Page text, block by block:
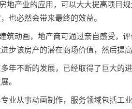
地产业的应用，可以大大提高项目
也必然会带来最终的效益。
筑动画，地产商可通过亲自感受，
步该房产的潜在商场价值，然后提
年不断的发展，已经取得了巨大的
。
业从事动画制作，服务领域包括工